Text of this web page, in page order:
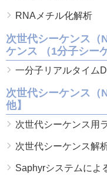
RNAメチル化解析
次世代シーケンス（
ケンス （1分子シー
一分子リアルタイム
次世代シーケンス（
他】
次世代シーケンス用
次世代シーケンス解
Saphyrシステムによ